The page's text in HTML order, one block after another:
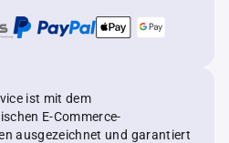
ist mit dem
E-Commerce-
ausgezeichnet und garantiert